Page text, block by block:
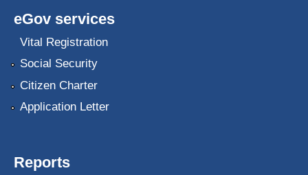
eGov services
Vital Registration
Social Security
Citizen Charter
Application Letter
Reports